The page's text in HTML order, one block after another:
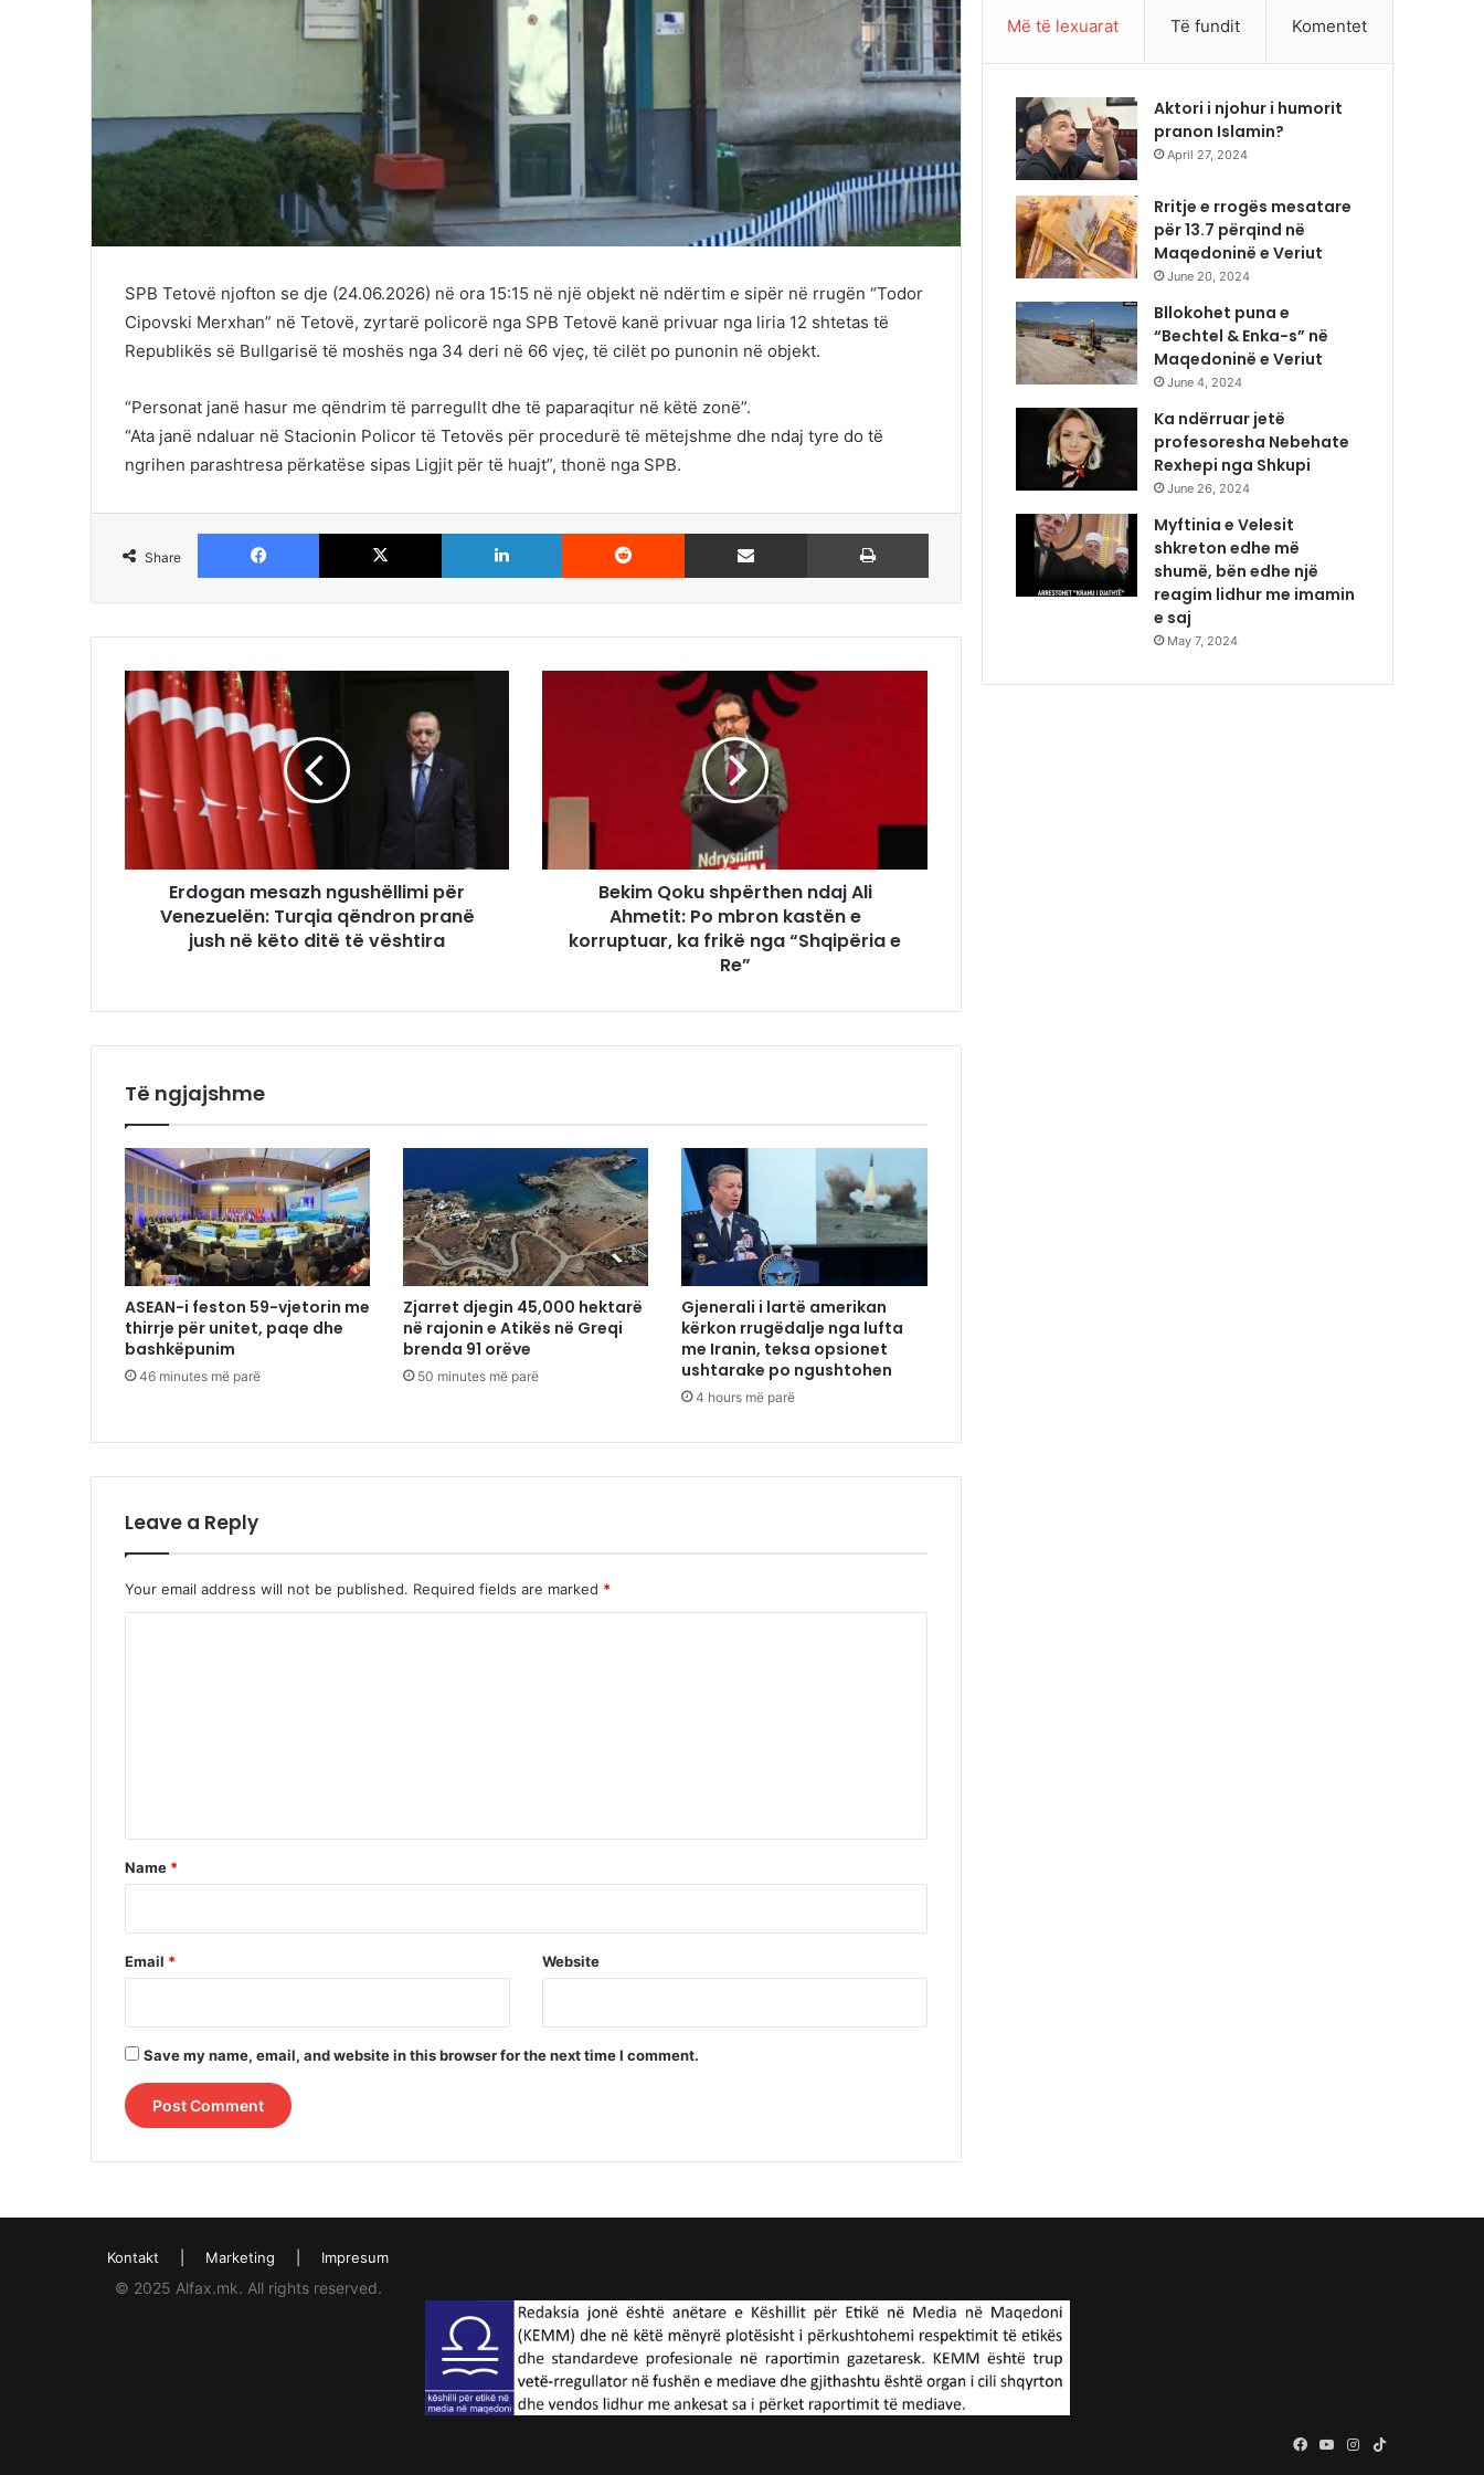
SPB Tetovë njofton se dje (24.06.2026) në ora 15:15 në një objekt në ndërtim e sipër në rrugën “Todor
Cipovski Merxhan” në Tetovë, zyrtarë policorë nga SPB Tetovë kanë privuar nga liria 12 shtetas të
Republikës së Bullgarisë të moshës nga 34 deri në 66 vjeç, të cilët po punonin në objekt.
“Personat janë hasur me qëndrim të parregullt dhe të paparaqitur në këtë zonë”.
“Ata janë ndaluar në Stacionin Policor të Tetovës për procedurë të mëtejshme dhe ndaj tyre do të
ngrihen parashtresa përkatëse sipas Ligjit për të huajt”, thonë nga SPB.
Share
Facebook X LinkedIn Reddit Share via Email
Erdogan mesazh ngushëllimi për
Venezuelën: Turqia qëndron pranë
jush në këto ditë të vështira
Bekim Qoku shpërthen ndaj Ali
Ahmetit: Po mbron kastën e
korruptuar, ka frikë nga “Shqipëria e
Re”
Të ngjajshme
ASEAN-i feston 59-vjetorin me
thirrje për unitet, paqe dhe
bashkëpunim
46 minutes më parë
Zjarret djegin 45,000 hektarë
në rajonin e Atikës në Greqi
brenda 91 orëve
50 minutes më parë
Gjenerali i lartë amerikan
kërkon rrugëdalje nga lufta
me Iranin, teksa opsionet
ushtarake po ngushtohen
4 hours më parë
Leave a Reply
Your email address will not be published. Required fields are marked *
*
Name *
Email * Website
Save my name, email, and website in this browser for the next time I comment.
Më të lexuarat Të fundit Komentet
Aktori i njohur i humorit
pranon Islamin?
April 27, 2024
Rritje e rrogës mesatare
për 13.7 përqind në
Maqedoninë e Veriut
June 20, 2024
Bllokohet puna e
“Bechtel & Enka-s” në
Maqedoninë e Veriut
June 4, 2024
Ka ndërruar jetë
profesoresha Nebehate
Rexhepi nga Shkupi
June 26, 2024
Myftinia e Velesit
shkreton edhe më
shumë, bën edhe një
reagim lidhur me imamin
e saj
May 7, 2024
Kontakt Marketing Impresum
© 2025 Alfax.mk. All rights reserved.
Facebook
YouTubeInstagram